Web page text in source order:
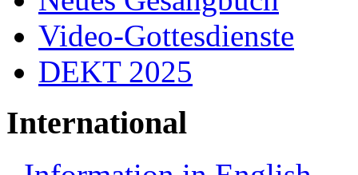
Video-Gottesdienste
DEKT 2025
International